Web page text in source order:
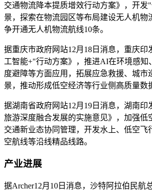
交通物流降本提质增效行动方案》，开发
景，探索在物流园区等布局建设无人机物
争开通无人机物流航线10条。
据重庆市政府网站12月18日消息，重庆印
工智能+"行动方案》，推进AI在环境感知
度避障等方面应用，拓展应急救援、城市
景，推动形成低空经济等行业侧高质量数
据湖南省政府网站12月19日消息，湖南印
旅游深度融合发展的实施意见》，加强低
交通新业态协同管理，开发水上、低空飞
空航线等沿线精品线路。
产业进展
据Archer12月10日消息，沙特阿拉伯民航